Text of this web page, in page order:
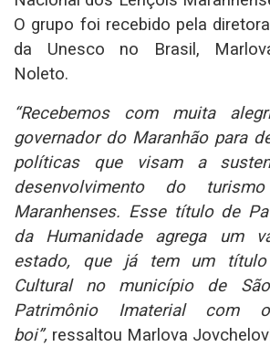
O grupo foi recebido pela
da Unesco no Brasil,
Noleto.
“Recebemos com muita
governador do Maranhão para
políticas que visam a
desenvolvimento do
Maranhenses. Esse título de
da Humanidade agrega um
estado, que já tem um
Cultural no município de
Patrimônio Imaterial com
boi”, ressaltou Marlova